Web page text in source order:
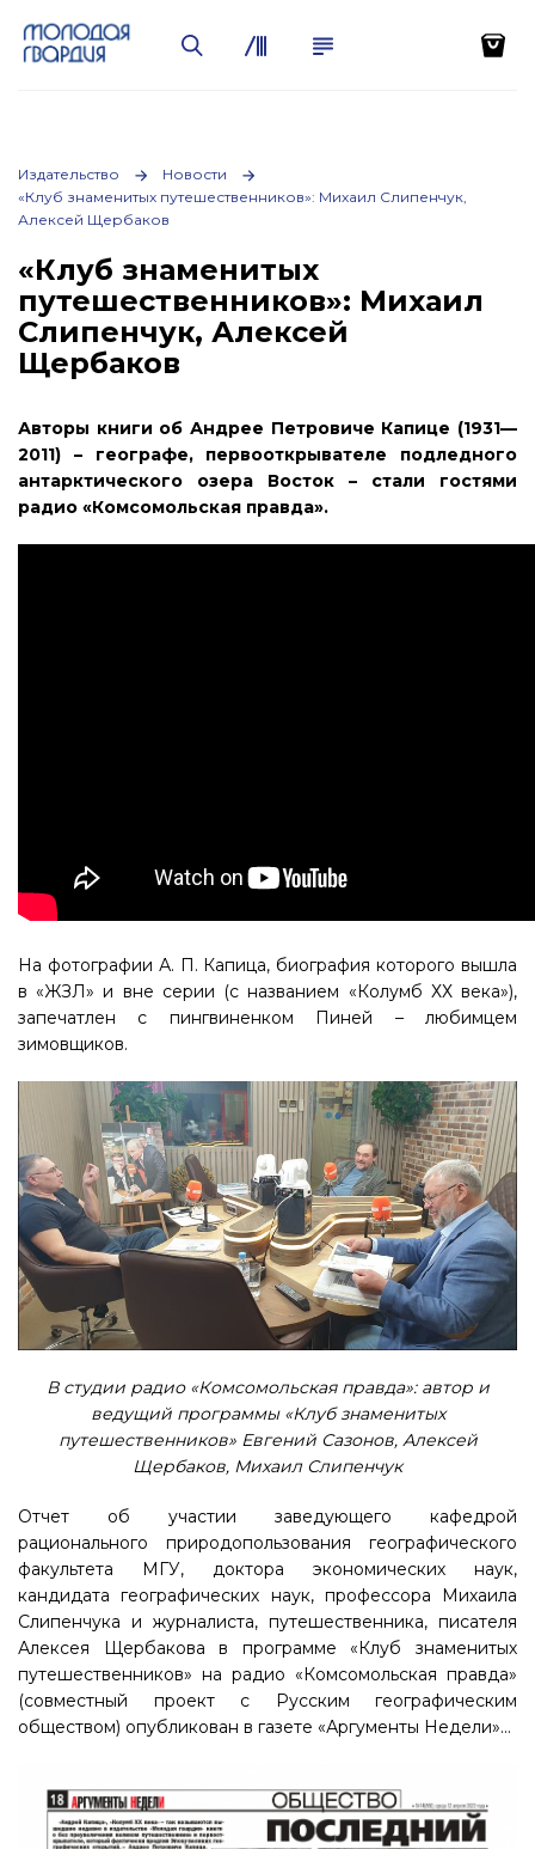
Издательство
Новости
«Клуб знаменитых путешественников»: Михаил Слипенчук,
Алексей Щербаков
«Клуб знаменитых
путешественников»: Михаил
Слипенчук, Алексей
Щербаков
Авторы книги об Андрее Петровиче Капице (1931—
2011) – географе, первооткрывателе подледного
антарктического озера Восток – стали гостями
радио «Комсомольская правда».
На фотографии А. П. Капица, биография которого вышла
в «ЖЗЛ» и вне серии (с названием «Колумб ХХ века»),
запечатлен с пингвиненком Пиней – любимцем
зимовщиков.
В студии радио «Комсомольская правда»: автор и
ведущий программы «Клуб знаменитых
путешественников» Евгений Сазонов, Алексей
Щербаков, Михаил Слипенчук
Отчет об участии заведующего кафедрой
рационального природопользования географического
факультета МГУ, доктора экономических наук,
кандидата географических наук, профессора Михаила
Слипенчука и журналиста, путешественника, писателя
Алексея Щербакова в программе «Клуб знаменитых
путешественников» на радио «Комсомольская правда»
(совместный проект с Русским географическим
обществом) опубликован в газете «Аргументы Недели»...